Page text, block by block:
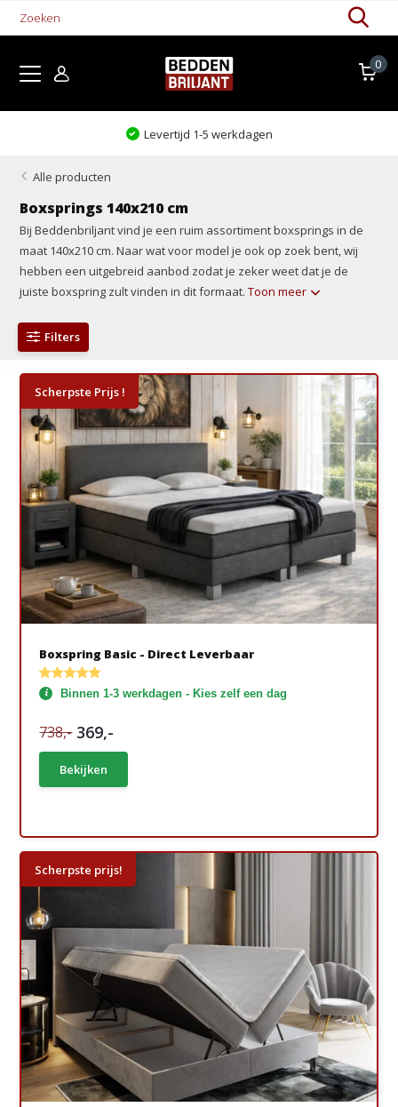
0
Kom proefliggen!
Alle producten
Boxsprings 140x210 cm
Bij Beddenbriljant vind je een ruim assortiment boxsprings in de
maat 140x210 cm. Naar wat voor model je ook op zoek bent, wij
hebben een uitgebreid aanbod zodat je zeker weet dat je de
juiste boxspring zult vinden in dit formaat.Toon meer
Filters
Scherpste Prijs !
Boxspring Basic - Direct Leverbaar
Binnen 1-3 werkdagen - Kies zelf een dag
738,- 369,-
Bekijken
Scherpste prijs!